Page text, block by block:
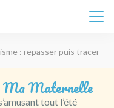
: repasser puis tracer
Ma Maternelle
tout l’été